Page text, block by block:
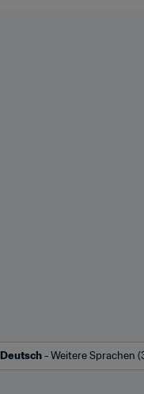
Deutsch - Weitere Sprachen